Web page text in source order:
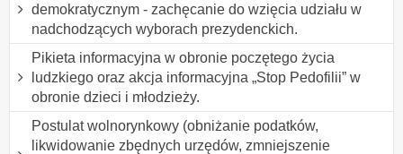
demokratycznym - zachęcanie do wzięcia udziału w
nadchodzących wyborach prezydenckich.
Pikieta informacyjna w obronie poczętego życia
ludzkiego oraz akcja informacyjna „Stop Pedofilii” w
obronie dzieci i młodzieży.
Postulat wolnorynkowy (obniżanie podatków,
likwidowanie zbędnych urzędów, zmniejszenie